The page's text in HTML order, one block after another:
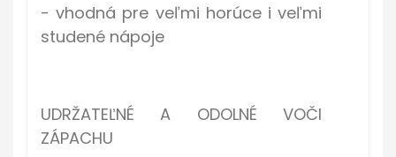
- vhodná pre veľmi horúce i veľmi
studené nápoje
UDRŽATEĽNÉ A ODOLNÉ VOČI
ZÁPACHU